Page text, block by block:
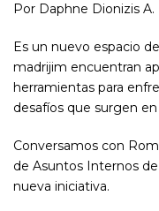
Por Daphne Dionizis A.
Es un nuevo espacio
madrijim encuentran
herramientas para
desafíos que surgen
Conversamos con
de Asuntos Internos de
nueva iniciativa.